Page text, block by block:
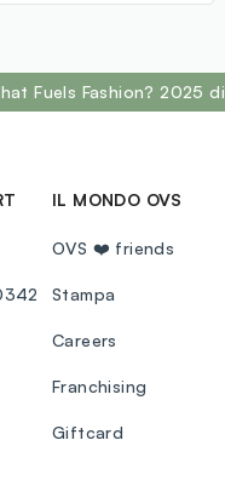
Fuels Fashion? 2025
IL MONDO OVS
OVS ❤️ friends
Stampa
Careers
Franchising
Giftcard